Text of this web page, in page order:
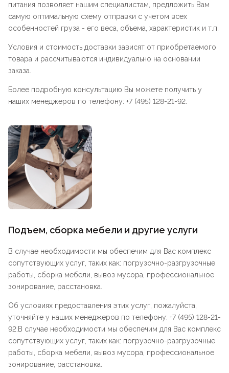
питания позволяет нашим специалистам, предложить Вам
самую оптимальную схему отправки с учетом всех
особенностей груза - его веса, объема, характеристик и т.п.
Условия и стоимость доставки зависят от приобретаемого
товара и рассчитываются индивидуально на основании
заказа.
Более подробную консультацию Вы можете получить у
наших менеджеров по телефону: +7 (495) 128-21-92.
Подъем, сборка мебели и другие услуги
В случае необходимости мы обеспечим для Вас комплекс
сопутствующих услуг, таких как: погрузочно-разгрузочные
работы, сборка мебели, вывоз мусора, профессиональное
зонирование, расстановка.
Об условиях предоставления этих услуг, пожалуйста,
уточняйте у наших менеджеров по телефону: +7 (495) 128-21-
92.В случае необходимости мы обеспечим для Вас комплекс
сопутствующих услуг, таких как: погрузочно-разгрузочные
работы, сборка мебели, вывоз мусора, профессиональное
зонирование, расстановка.